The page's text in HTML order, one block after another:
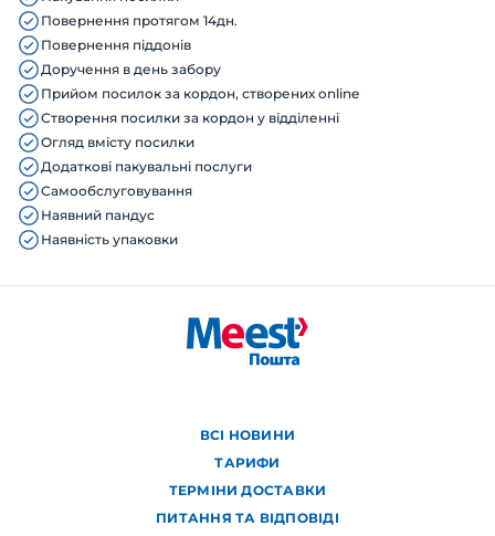
Повернення протягом 14дн.
Повернення піддонів
Доручення в день забору
Прийом посилок за кордон, створених online
Створення посилки за кордон у відділенні
Огляд вмісту посилки
Додаткові пакувальні послуги
Самообслуговування
Наявний пандус
Наявність упаковки
ВСІ НОВИНИ
ТАРИФИ
ТЕРМІНИ ДОСТАВКИ
ПИТАННЯ ТА ВІДПОВІДІ